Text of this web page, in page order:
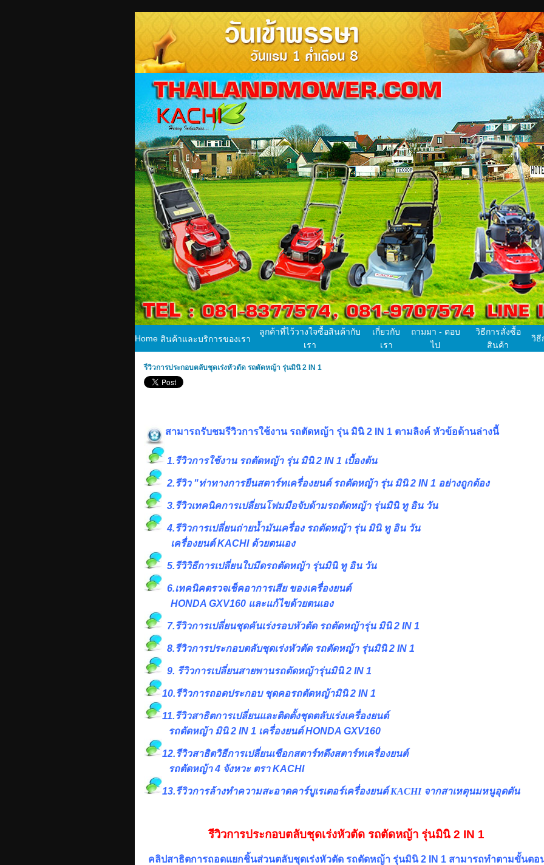
Home สินค้าและบริการของเรา
ลูกค้าที่ไว้วางใจซื้อสินค้ากับ
เรา
เกี่ยวกับ
เรา
ถามมา - ตอบ
ไป
วิธีการสั่งซื้อ
สินค้า
วิธี
รีวิวการประกอบตลับชุดเร่งหัวตัด รถตัดหญ้า รุ่นมินิ 2 IN 1
สามารถรับชมรีวิวการใช้งาน รถตัดหญ้า รุ่น มินิ 2 IN 1 ตามลิงค์ หัวข้อด้านล่างนี้
1.รีวิวการใช้งาน รถตัดหญ้า รุ่น มินิ 2 IN 1 เบื้องต้น
2.รีวิว "ท่าทางการยืนสตาร์ทเครื่องยนต์ รถตัดหญ้า รุ่น มินิ 2 IN 1 อย่างถูกต้อง
3.รีวิวเทคนิคการเปลี่ยนโฟมมือจับด้ามรถตัดหญ้า รุ่นมินิ ทู อิน วัน
4.รีวิวการเปลี่ยนถ่ายน้ำมันเครื่อง รถตัดหญ้า รุ่น มินิ ทู อิน วัน
เครื่องยนต์ KACHI ด้วยตนเอง
5.รีวิวิธีการเปลี่ยนใบมีดรถตัดหญ้า รุ่นมินิ ทู อิน วัน
6.เทคนิคตรวจเช็คอาการเสีย ของเครื่องยนต์
HONDA GXV160 และแก้ไขด้วยตนเอง
7.รีวิวการเปลี่ยนชุดคันเร่งรอบหัวตัด รถตัดหญ้ารุ่น มินิ 2 IN 1
8.รีวิวการประกอบตลับชุดเร่งหัวตัด รถตัดหญ้า รุ่นมินิ 2 IN 1
9. รีวิวการเปลี่ยนสายพานรถตัดหญ้ารุ่นมินิ 2 IN 1
10.รีวิวการถอดประกอบ ชุดคอรถตัดหญ้ามินิ 2 IN 1
11.รีวิวสาธิตการเปลี่ยนและติดตั้งชุดตลับเร่งเครื่องยนต์
รถตัดหญ้า มินิ 2 IN 1 เครื่องยนต์ HONDA GXV160
12.รีวิวสาธิตวิธีการเปลี่ยนเชือกสตาร์ทดึงสตาร์ทเครื่องยนต์
รถตัดหญ้า 4 จังหวะ ตรา KACHI
13.รีวิวการล้างทำความสะอาดคาร์บูเรเตอร์เครื่องยนต์ KACHI จากสาเหตุนมหนูอุดตัน
รีวิวการประกอบตลับชุดเร่งหัวตัด รถตัดหญ้า รุ่นมินิ 2 IN 1
คลิปสาธิตการถอดแยกชิ้นส่วนตลับชุดเร่งหัวตัด รถตัดหญ้า รุ่นมินิ 2 IN 1 สามารถทำตามขั้นตอ